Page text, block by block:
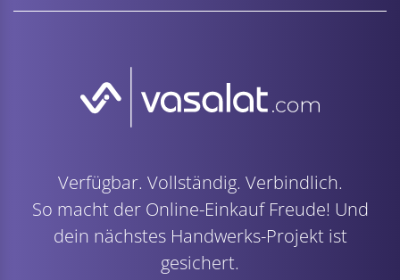
Verfügbar. Vollständig. Verbindlich.
So macht der Online-Einkauf Freude! Und
dein nächstes Handwerks-Projekt ist
gesichert.